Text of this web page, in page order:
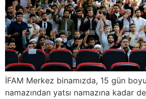
İFAM Merkez binamızda, 15 gün
namazından yatsı namazına kadar